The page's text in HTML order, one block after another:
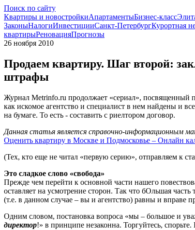
Поиск по сайту
Квартиры и новостройкиАпартаментыБизнес-класс
ЗаконыНалогиИнвестицииСанкт-ПетербургКурортная
квартирыРеновацияПрогнозы
26 ноября 2010
Продаем квартиру. Шаг второй:
штрафы
Журнал Metrinfo.ru продолжает «сериал», посвященный
как искомое агентство и специалист в нем найдены и
на бумаге. То есть - составить с риелтором договор.
Данная статья является справочно-информационным
Оценить квартиру в Москве и Подмосковье – Онлайн
(Тех, кто еще не читал «первую серию», отправляем к
Это сладкое слово «свобода»
Прежде чем перейти к основной части нашего
оставляет на усмотрение сторон. Так что бОльшая
(т.е. в данном случае – вы и агентство) равны и вправе
Одним словом, постановка вопроса «мы – большое и
директор!» в принципе незаконна. Торгуйтесь,